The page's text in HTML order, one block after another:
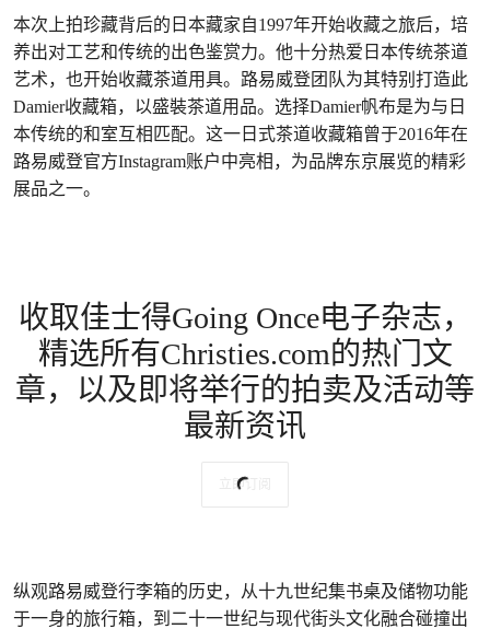
本次上拍珍藏背后的日本藏家自1997年开始收藏之旅后，培
养出对工艺和传统的出色鉴赏力。他十分热爱日本传统茶道
艺术，也开始收藏茶道用具。路易威登团队为其特别打造此
Damier收藏箱，以盛裝茶道用品。选择Damier帆布是为与日
本传统的和室互相匹配。这一日式茶道收藏箱曾于2016年在
路易威登官方Instagram账户中亮相，为品牌东京展览的精彩
展品之一。
收取佳士得Going Once电子杂志，
精选所有Christies.com的热门文
章，以及即将举行的拍卖及活动等
最新资讯
立即订阅
纵观路易威登行李箱的历史，从十九世纪集书桌及储物功能
于一身的旅行箱，到二十一世纪与现代街头文化融合碰撞出